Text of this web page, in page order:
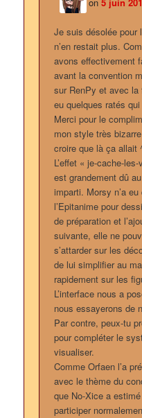
on5 juin
Je suis désolée pour
n’en restait plus.
avons effectivement
avant la convention
sur RenPy et avec
eu quelques ratés
Merci pour le
mon style très
croire que là ça allait
L’effet « je-cache-
est grandement dû
imparti. Morsy n’a
l’Epitanime pour
de préparation et
suivante, elle ne
s’attarder sur les
de lui simplifier au
rapidement sur les
L’interface nous a
nous essayerons de
Par contre, peux-tu
pour compléter le
visualiser.
Comme Orfaen l’a
avec le thème du
que No-Xice a
participer